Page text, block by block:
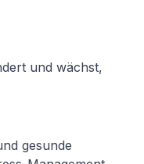
und wächst,
gesunde